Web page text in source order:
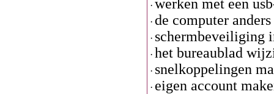
· werken met een
· de computer
· schermbeveiliging
· het bureaublad
· snelkoppelingen
· eigen account